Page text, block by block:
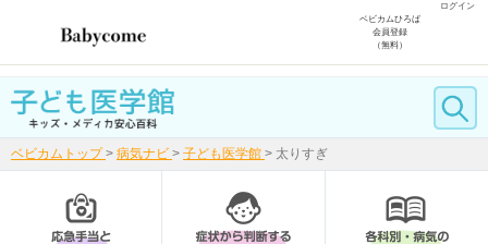
ログイン
ベビカムひろば
会員登録
（無料）
ベビカムトップ > 病気ナビ > 子ども医学館 > 太りすぎ